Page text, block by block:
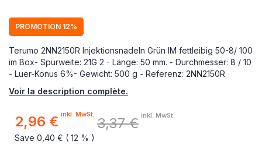
PROMOTION 12%
Terumo 2NN2150R Injektionsnadeln Grün IM fettleibig 50-8/ 100
im Box- Spurweite: 21G 2 - Länge: 50 mm. - Durchmesser: 8 / 10
- Luer-Konus 6%- Gewicht: 500 g - Referenz: 2NN2150R
Voir la description complète.
Sonderpreis
2,96 € inkl. MwSt.
3,37 € inkl. MwSt.
Save 0,40 € ( 12 % )